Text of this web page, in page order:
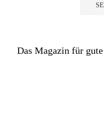
Das Magazin für